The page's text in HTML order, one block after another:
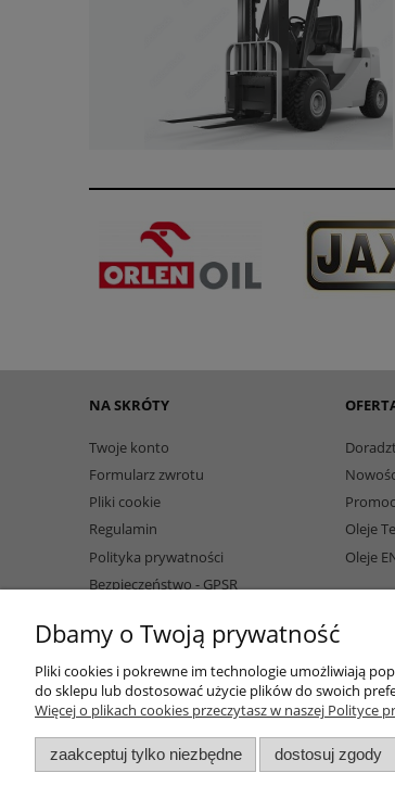
NA SKRÓTY
Twoje konto
Formularz zwrotu
Pliki cookie
Regulamin
Polityka prywatności
Bezpieczeństwo - GPSR
Oleje
Oleje
Oleje przemysłowe | Smary dla przemysłu
Dbamy o Twoją prywatność
Pliki cookies i pokrewne im technologie umożliwiają
do sklepu lub dostosować użycie plików do swoich
Więcej o plikach cookies przeczytasz w naszej Polityce
zaakceptuj tylko niezbędne dostosuj zgody